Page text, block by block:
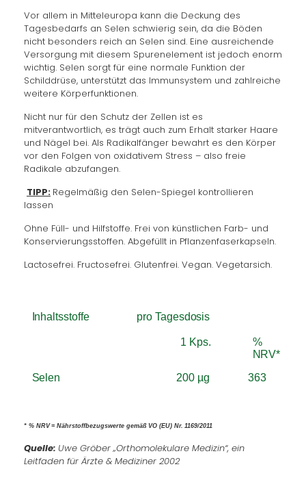
Vor allem in Mitteleuropa kann die Deckung des
Tagesbedarfs an Selen schwierig sein, da die Böden
nicht besonders reich an Selen sind. Eine ausreichende
Versorgung mit diesem Spurenelement ist jedoch enorm
wichtig. Selen sorgt für eine normale Funktion der
Schilddrüse, unterstützt das Immunsystem und zahlreiche
weitere Körperfunktionen.
Nicht nur für den Schutz der Zellen ist es
mitverantwortlich, es trägt auch zum Erhalt starker Haare
und Nägel bei. Als Radikalfänger bewahrt es den Körper
vor den Folgen von oxidativem Stress – also freie
Radikale abzufangen.
TIPP: Regelmäßig den Selen-Spiegel kontrollieren
lassen
Ohne Füll- und Hilfstoffe. Frei von künstlichen Farb- und
Konservierungsstoffen. Abgefüllt in Pflanzenfaserkapseln.
Lactosefrei. Fructosefrei. Glutenfrei. Vegan. Vegetarsich.
Inhaltsstoffe pro Tagesdosis
1 Kps.
%
NRV*
Selen
200 µg 363
* % NRV = Nährstoffbezugswerte gemäß VO (EU) Nr. 1169/2011
Quelle: Uwe Gröber „Orthomolekulare Medizin“, ein
Leitfaden für Ärzte & Mediziner 2002